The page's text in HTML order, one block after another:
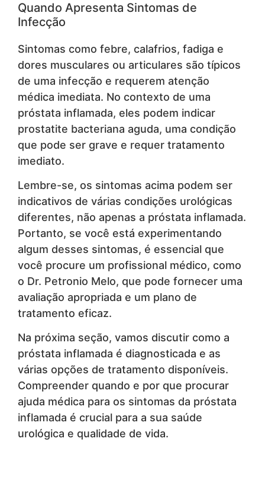
Quando Apresenta Sintomas de
Infecção
Sintomas como febre, calafrios, fadiga e
dores musculares ou articulares são típicos
de uma infecção e requerem atenção
médica imediata. No contexto de uma
próstata inflamada, eles podem indicar
prostatite bacteriana aguda, uma condição
que pode ser grave e requer tratamento
imediato.
Lembre-se, os sintomas acima podem ser
indicativos de várias condições urológicas
diferentes, não apenas a próstata inflamada.
Portanto, se você está experimentando
algum desses sintomas, é essencial que
você procure um profissional médico, como
o Dr. Petronio Melo, que pode fornecer uma
avaliação apropriada e um plano de
tratamento eficaz.
Na próxima seção, vamos discutir como a
próstata inflamada é diagnosticada e as
várias opções de tratamento disponíveis.
Compreender quando e por que procurar
ajuda médica para os sintomas da próstata
inflamada é crucial para a sua saúde
urológica e qualidade de vida.